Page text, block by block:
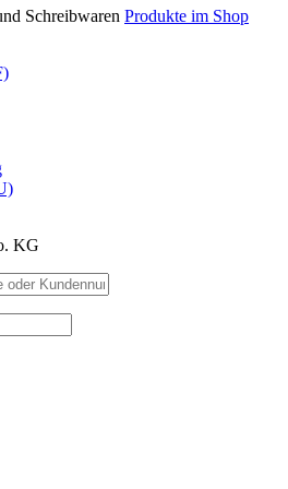
Schreibwaren Produkte im Shop
KG